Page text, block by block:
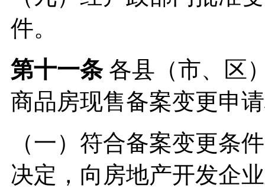
件。
第十一条 各县（市、区
商品房现售备案变更申
（一）符合备案变更条
决定，向房地产开发企